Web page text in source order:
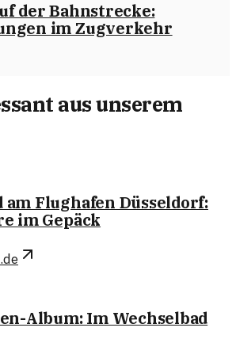
der Bahnstrecke:
im Zugverkehr
aus unserem
Flughafen Düsseldorf:
im Gepäck
Album: Im Wechselbad